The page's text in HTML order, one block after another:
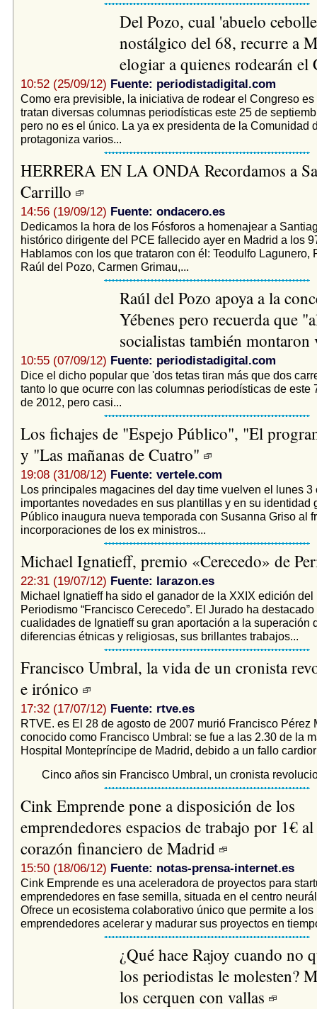
Del Pozo, cual 'abuelo
nostálgico del 68, recurre a
elogiar a quienes rodearán
10:52 (25/09/12) Fuente: periodistadigital.com
Como era previsible, la iniciativa de rodear el Congreso es
tratan diversas columnas periodísticas este 25 de
pero no es el único. La ya ex presidenta de la Comunidad
protagoniza varios...
HERRERA EN LA ONDA Recordamos a
Carrillo
14:56 (19/09/12) Fuente: ondacero.es
Dedicamos la hora de los Fósforos a homenajear a
histórico dirigente del PCE fallecido ayer en Madrid a los
Hablamos con los que trataron con él: Teodulfo Lagunero,
Raúl del Pozo, Carmen Grimau,...
Raúl del Pozo apoya a la
Yébenes pero recuerda que
socialistas también
10:55 (07/09/12) Fuente: periodistadigital.com
Dice el dicho popular que 'dos tetas tiran más que dos
tanto lo que ocurre con las columnas periodísticas de este
de 2012, pero casi...
Los fichajes de "Espejo Público", "El
y "Las mañanas de Cuatro"
19:08 (31/08/12) Fuente: vertele.com
Los principales magacines del day time vuelven el lunes 3
importantes novedades en sus plantillas y en su identidad
Público inaugura nueva temporada con Susanna Griso al
incorporaciones de los ex ministros...
Michael Ignatieff, premio «Cerecedo» de
22:31 (19/07/12) Fuente: larazon.es
Michael Ignatieff ha sido el ganador de la XXIX edición del
Periodismo “Francisco Cerecedo”. El Jurado ha
cualidades de Ignatieff su gran aportación a la superación
diferencias étnicas y religiosas, sus brillantes trabajos...
Francisco Umbral, la vida de un cronista
e irónico
17:32 (17/07/12) Fuente: rtve.es
RTVE. es El 28 de agosto de 2007 murió Francisco Pérez
conocido como Francisco Umbral: se fue a las 2.30 de la
Hospital Montepríncipe de Madrid, debido a un fallo
Cinco años sin Francisco Umbral, un cronista
Cink Emprende pone a disposición de los
emprendedores espacios de trabajo por 1€
corazón financiero de Madrid
15:50 (18/06/12) Fuente: notas-prensa-internet.es
Cink Emprende es una aceleradora de proyectos para
emprendedores en fase semilla, situada en el centro
Ofrece un ecosistema colaborativo único que permite a los
emprendedores acelerar y madurar sus proyectos en
¿Qué hace Rajoy cuando no
los periodistas le molesten?
los cerquen con vallas